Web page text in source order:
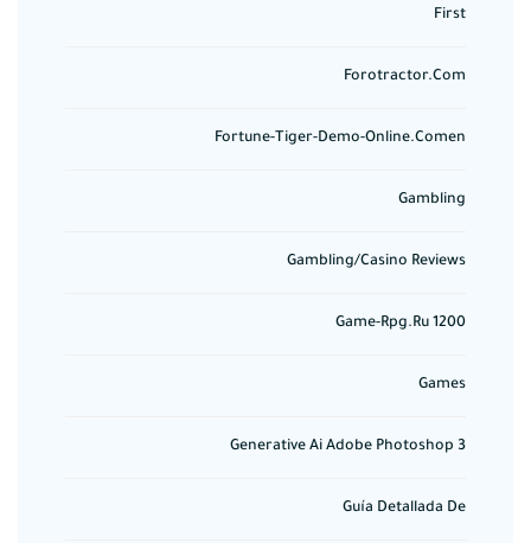
First
Forotractor.com
Fortune-Tiger-Demo-Online.comen
Gambling
Gambling/casino Reviews
Game-Rpg.ru 1200
Games
Generative Ai Adobe Photoshop 3
Guía Detallada De